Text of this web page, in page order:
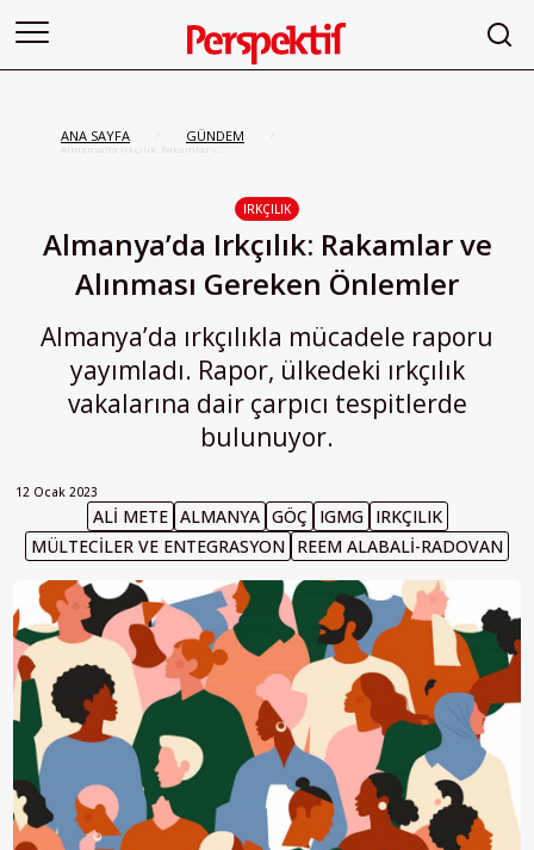
ANA SAYFA GÜNDEM
Almanya’da Irkçılık: Rakamlar ve
IRKÇILIK
Almanya’da Irkçılık: Rakamlar ve
Alınması Gereken Önlemler
Almanya’da ırkçılıkla mücadele raporu
yayımladı. Rapor, ülkedeki ırkçılık
vakalarına dair çarpıcı tespitlerde
bulunuyor.
12 Ocak 2023
ALI METE ALMANYA GÖÇ IGMG
IRKÇILIK
MÜLTECILER VE ENTEGRASYON REEM ALABALI-RADOVAN